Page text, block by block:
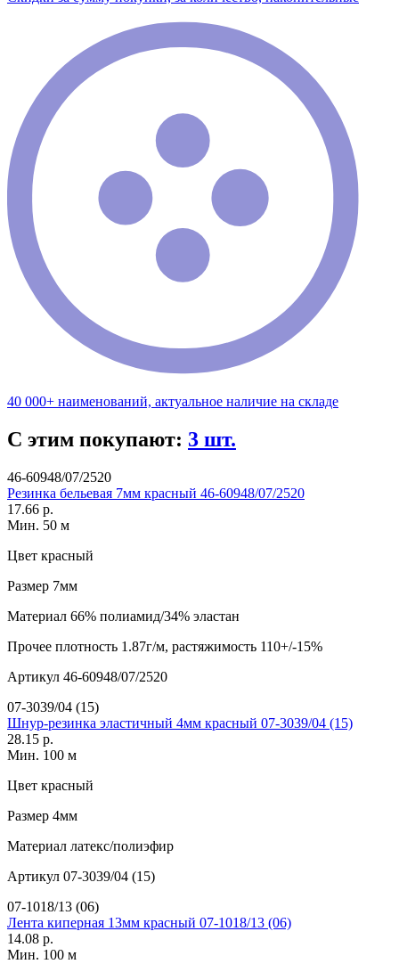
40 000+ наименований, актуальное наличие на складе
С этим покупают: 3 шт.
46-60948/07/2520
Резинка бельевая 7мм красный 46-60948/07/2520
17.66 р.
Мин. 50 м
Цвет красный
Размер 7мм
Материал 66% полиамид/34% эластан
Прочее плотность 1.87г/м, растяжимость 110+/-15%
Артикул 46-60948/07/2520
07-3039/04 (15)
Шнур-резинка эластичный 4мм красный 07-3039/04 (15)
28.15 р.
Мин. 100 м
Цвет красный
Размер 4мм
Материал латекс/полиэфир
Артикул 07-3039/04 (15)
07-1018/13 (06)
Лента киперная 13мм красный 07-1018/13 (06)
14.08 р.
Мин. 100 м